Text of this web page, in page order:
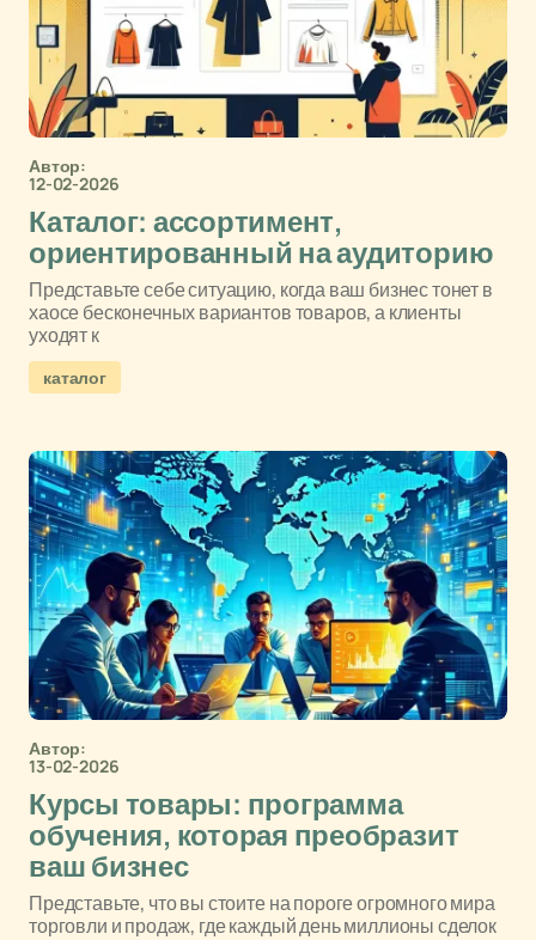
Автор:
12-02-2026
Каталог: ассортимент,
ориентированный на аудиторию
Представьте себе ситуацию, когда ваш бизнес тонет в
хаосе бесконечных вариантов товаров, а клиенты
уходят к
каталог
Автор:
13-02-2026
Курсы товары: программа
обучения, которая преобразит
ваш бизнес
Представьте, что вы стоите на пороге огромного мира
торговли и продаж, где каждый день миллионы сделок